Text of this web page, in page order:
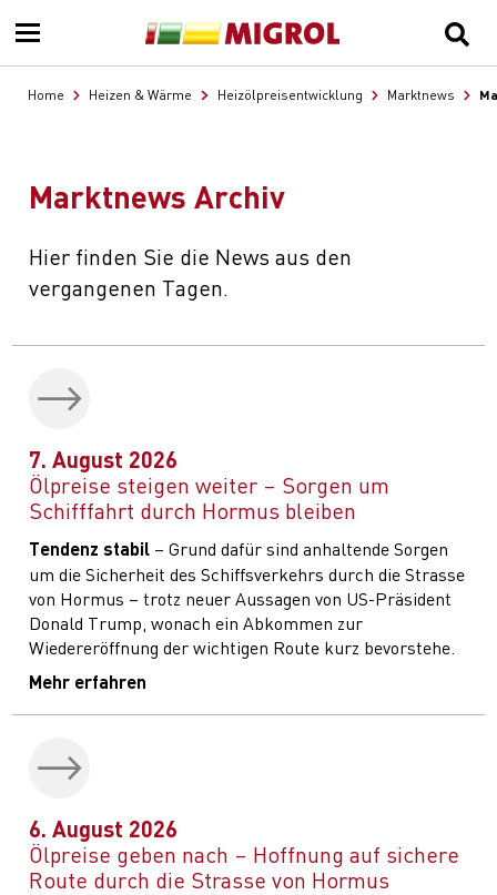
Home Heizen & Wärme Heizölpreisentwicklung Marktnews
Marktnews Archiv
Hier finden Sie die News aus den
vergangenen Tagen.
7. August 2026
Ölpreise steigen weiter – Sorgen um
Schifffahrt durch Hormus bleiben
Tendenz stabil – Grund dafür sind anhaltende Sorgen
um die Sicherheit des Schiffsverkehrs durch die Strasse
von Hormus – trotz neuer Aussagen von US-Präsident
Donald Trump, wonach ein Abkommen zur
Wiedereröffnung der wichtigen Route kurz bevorstehe.
Mehr erfahren
6. August 2026
Ölpreise geben nach – Hoffnung auf sichere
Route durch die Strasse von Hormus